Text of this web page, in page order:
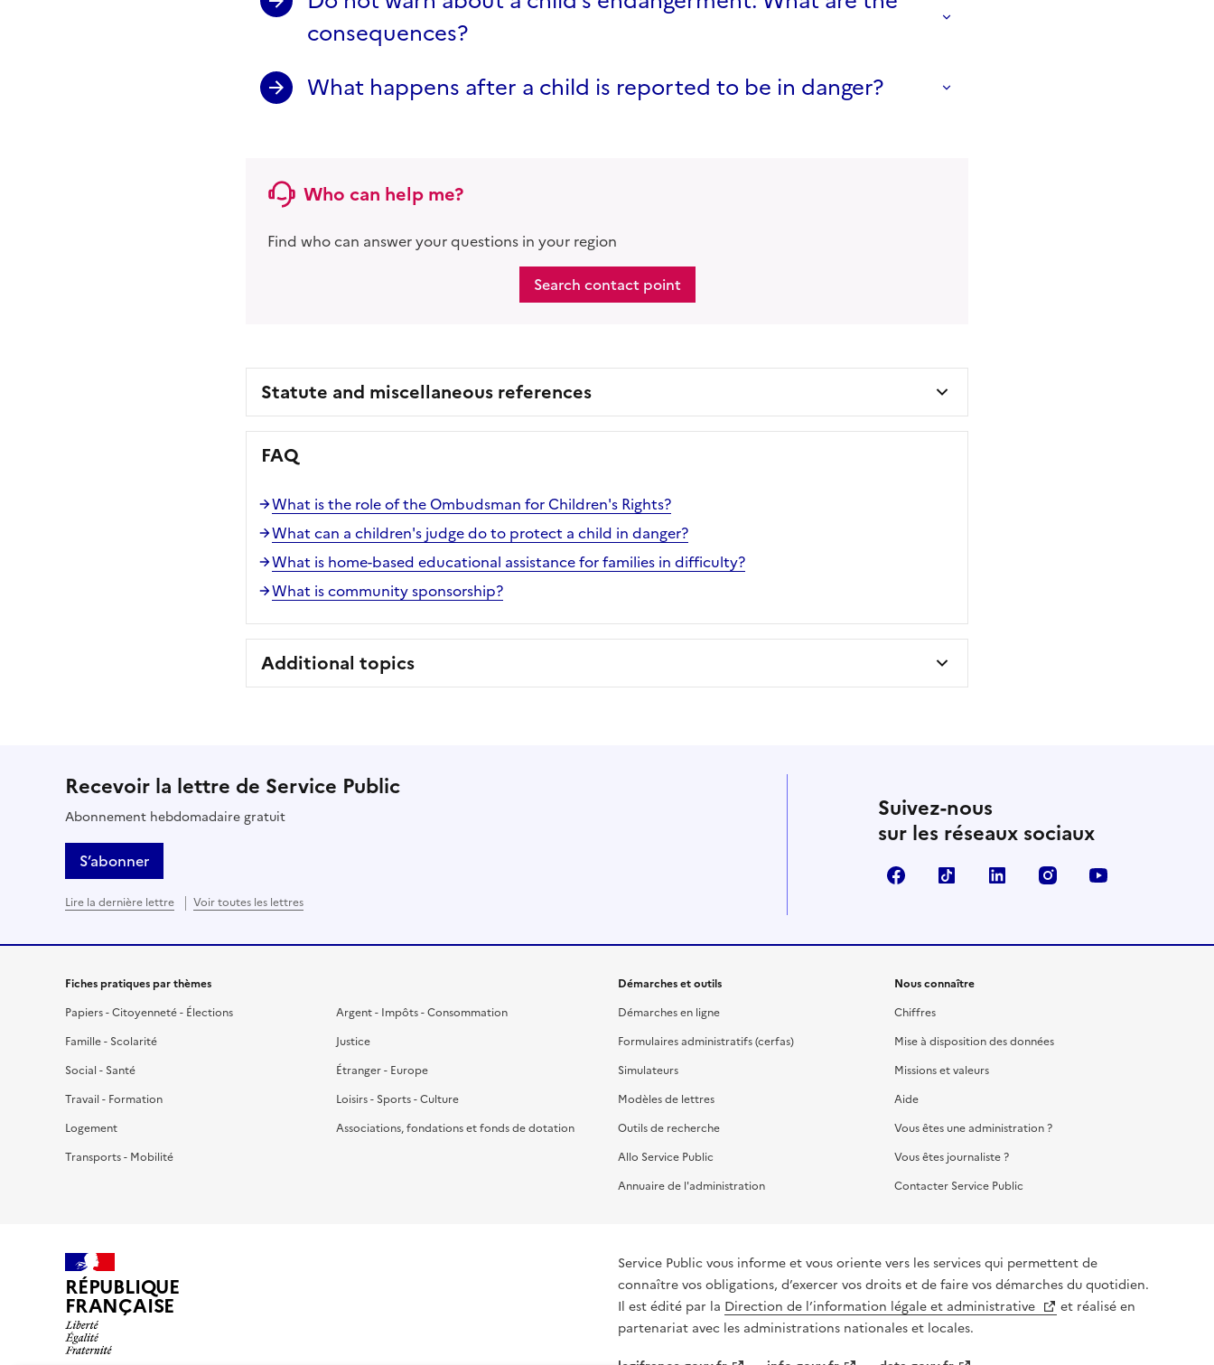
consequences?
What happens after a child is reported to be in danger?
Who can help me?
Find who can answer your questions in your region
Search contact point
Statute and miscellaneous references
FAQ
What is the role of the Ombudsman for Children's Rights?
What can a children's judge do to protect a child in danger?
What is home-based educational assistance for families in difficulty?
What is community sponsorship?
Additional topics
Recevoir la lettre de Service Public
Abonnement hebdomadaire gratuit
S’abonner
Lire la dernière lettre Voir toutes les lettres
Suivez-nous
sur les réseaux sociaux
FacebookTikTok LinkedIn Instagram
Fiches pratiques par thèmes
Papiers - Citoyenneté - Élections
Famille - Scolarité
Social - Santé
Travail - Formation
Logement
Transports - Mobilité
Argent - Impôts - Consommation
Justice
Étranger - Europe
Loisirs - Sports - Culture
Associations, fondations et fonds de dotation
Démarches et outils
Démarches en ligne
Formulaires administratifs (cerfas)
Simulateurs
Modèles de lettres
Outils de recherche
Allo Service Public
Annuaire de l'administration
Nous connaître
Chiffres
Mise à disposition des données
Missions et valeurs
Aide
Vous êtes une administration ?
Vous êtes journaliste ?
Contacter Service Public
RÉPUBLIQUE
FRANÇAISE
Service Public vous informe et vous oriente vers les services qui permettent de
connaître vos obligations, d’exercer vos droits et de faire vos démarches du quotidien.
Il est édité par la Direction de l’information légale et administrative
et réalisé en
partenariat avec les administrations nationales et locales.